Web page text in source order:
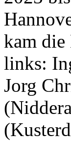
kam
links:
Jorg